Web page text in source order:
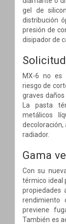
gel de
distribución
presión de
disipador de
MX-6 no es
riesgo de
graves
La pasta
metálicos
decoloración,
radiador.
Gama
Con su
térmico ideal
propiedades
rendimiento
previene
También es